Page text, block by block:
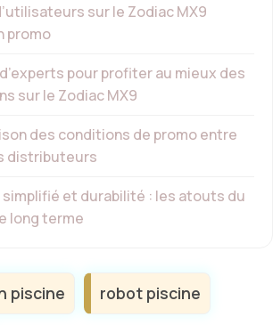
sur le Zodiac MX9
promo
pour profiter au mieux des
sur le Zodiac MX9
des conditions de promo entre
distributeurs
et durabilité : les atouts du
long terme
piscine robot piscine